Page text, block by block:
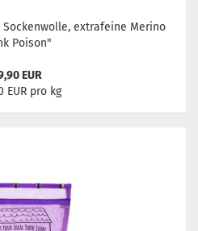
extrafeine Merino
Poison"
EUR
EUR pro kg